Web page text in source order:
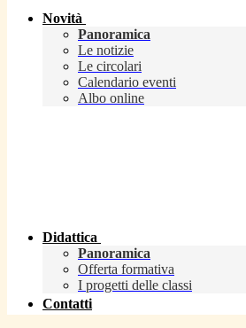
Novità
Panoramica
Le notizie
Le circolari
Calendario eventi
Albo online
Didattica
Panoramica
Offerta formativa
I progetti delle classi
Contatti